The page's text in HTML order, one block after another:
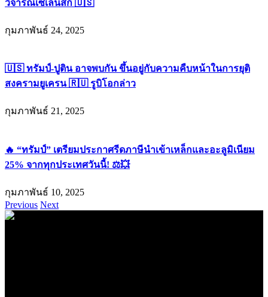
วิจารณ์เซเลนสกี 🇺🇸
กุมภาพันธ์ 24, 2025
🇺🇸 ทรัมป์-ปูติน อาจพบกัน ขึ้นอยู่กับความคืบหน้าในการยุติ
สงครามยูเครน 🇷🇺 รูบิโอกล่าว
กุมภาพันธ์ 21, 2025
🔥 “ทรัมป์” เตรียมประกาศรีดภาษีนำเข้าเหล็กและอะลูมิเนียม
25% จากทุกประเทศวันนี้! ⚖️💥
กุมภาพันธ์ 10, 2025
Previous Next